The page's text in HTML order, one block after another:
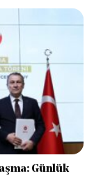
Günlük